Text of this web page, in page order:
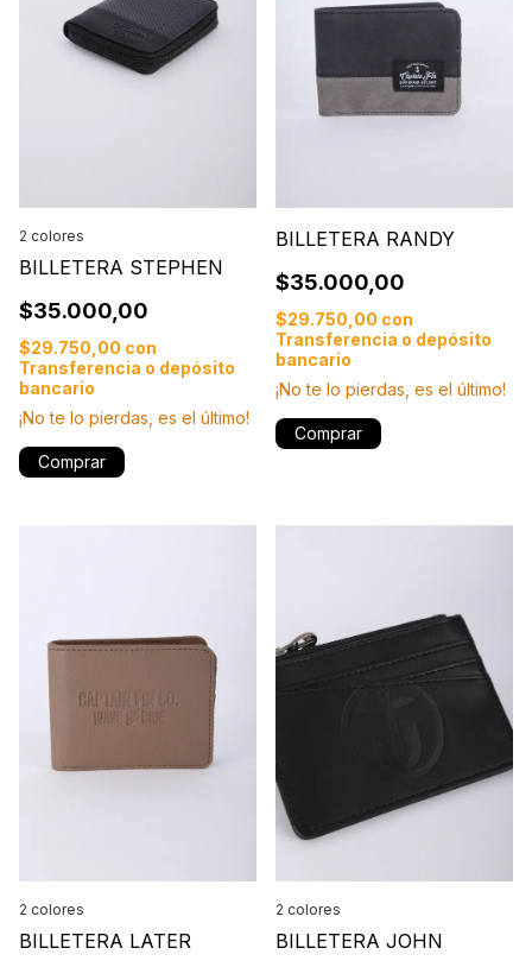
BILLETERA STEPHEN
$35.000,00
$29.750,00 con
Transferencia o depósito
bancario
¡No te lo pierdas, es el último!
2 colores
Comprar
BILLETERA RANDY
$35.000,00
$29.750,00 con
Transferencia o depósito
bancario
¡No te lo pierdas, es el último!
Comprar
BILLETERA LATER
2 colores
BILLETERA JOHN
2 colores